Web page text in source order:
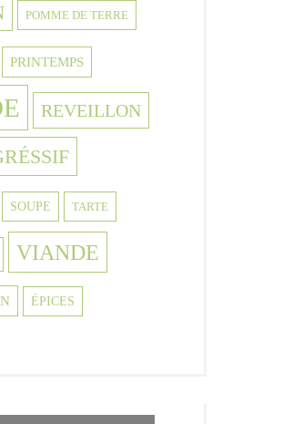
POMME DE TERRE
PRINTEMPS
REVEILLON
SOUPE TARTE
VIANDE
ÉPICES